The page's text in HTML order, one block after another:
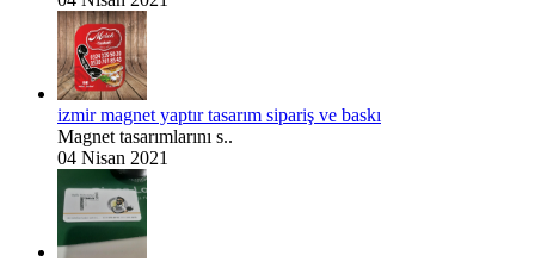
izmir magnet yaptır tasarım sipariş ve baskı
Magnet tasarımlarını s..
04 Nisan 2021